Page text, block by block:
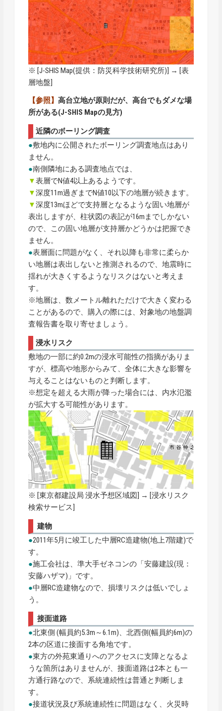
※ [J-SHIS Map(提供：防災科学技術研究所)] → [表
層地盤]
【参照】高台立地が原則だが、高台でもダメな場
所がある(J-SHIS Mapの見方)
近隣のボーリング調査
●敷地内に公開されたボーリング調査地点はあり
ません。
●南側隣地にある調査地点では、
▼表層でN値4以上あるようです。
▼深度11m過ぎまでN値10以下の地層が続きます。
▼深度13mほどで支持層となるような固い地層が
表出しますが、柱状図の表記が16mまでしかない
ので、この固い地層が支持層かどうかは把握でき
ません。
●表層面に問題がなく、それ以降も非常に柔らか
い地層は表出しないと推測されるので、地震時に
揺れが大きくするようなリスクはないと考えま
す。
※地層は、数メートル離れただけで大きく変わる
ことがあるので、購入の際には、対象地の地盤調
査報告書を取り寄せましょう。
浸水リスク
敷地の一部に約0.2mの浸水可能性の指摘がありま
すが、標高や地形からみて、全体に大きな影響を
与えることはないものと判断します。
※想定を超える大雨が降った場合には、内水氾濫
が拡大する可能性があります。
※ [東京都建設局 浸水予想区域図] → [浸水リスク
検索サービス]
建物
●2011年5月に竣工した中層RC造建物(地上7階建)で
す。
●施工会社は、準大手ゼネコンの「安藤建設(現：
安藤ハザマ)」です。
●中層RC造建物なので、損壊リスクは低いでしょ
う。
接面道路
●北東側 (幅員約5.3m～6.1m)、北西側(幅員約6m)の
2本の区道に接面する角地です。
●東方の外苑東通りへのアクセスに支障となるよ
うな箇所はありませんが、接面道路は2本とも一
方通行路なので、系統連続性は普通と判断しま
す。
●接道状況及び系統連続性に問題はなく、火災時